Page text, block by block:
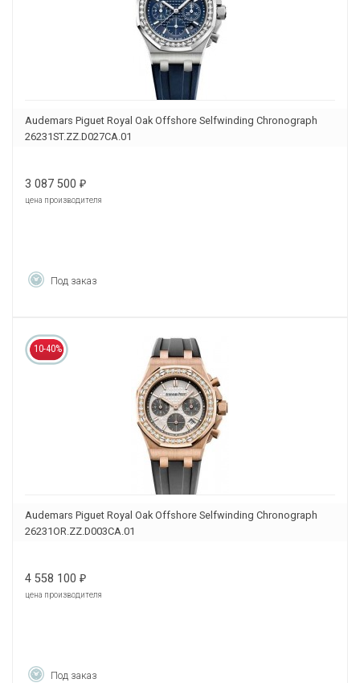
Audemars Piguet Royal Oak Offshore Selfwinding Chronograph
26231ST.ZZ.D027CA.01
3 087 500 ₽
цена производителя
Под заказ
10-40%
Audemars Piguet Royal Oak Offshore Selfwinding Chronograph
26231OR.ZZ.D003CA.01
4 558 100 ₽
цена производителя
Под заказ